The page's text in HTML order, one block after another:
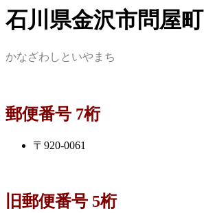
石川県金沢市問屋町
かなざわしといやまち
郵便番号 7桁
〒920-0061
旧郵便番号 5桁